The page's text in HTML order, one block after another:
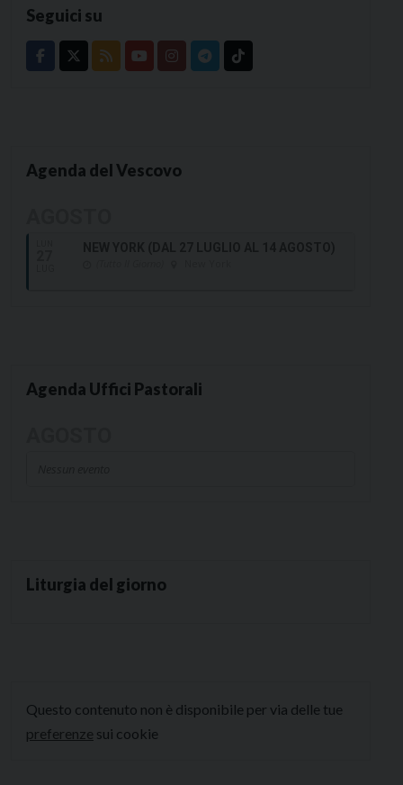
Seguici su
Agenda del Vescovo
Agenda Uffici Pastorali
Liturgia del giorno
Questo contenuto non è disponibile per via delle tue
preferenze sui cookie